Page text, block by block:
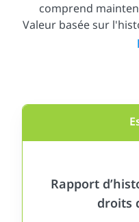
comprend
Valeur basée sur
Rapport
droits